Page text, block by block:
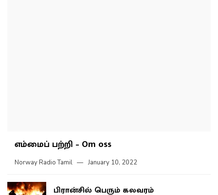
எம்மைப் பற்றி – Om oss
Norway Radio Tamil January 10, 2022
பிரான்சில் பெரும் கலவரம்